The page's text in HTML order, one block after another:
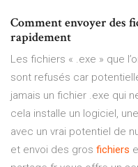
Comment envoyer des
rapidement
Les fichiers « .exe » que
sont refusés car
jamais un fichier .exe qui
cela installe un logiciel,
avec un vrai potentiel de
et envoi des gros fichiers